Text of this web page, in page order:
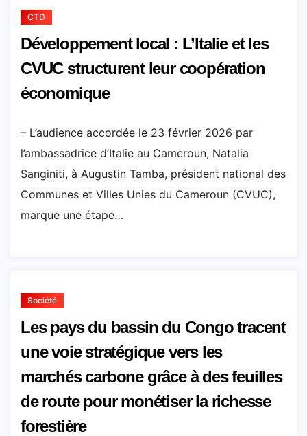
CTD
Développement local : L’Italie et les
CVUC structurent leur coopération
économique
– L’audience accordée le 23 février 2026 par
l’ambassadrice d’Italie au Cameroun, Natalia
Sanginiti, à Augustin Tamba, président national des
Communes et Villes Unies du Cameroun (CVUC),
marque une étape…
Société
Les pays du bassin du Congo tracent
une voie stratégique vers les
marchés carbone grâce à des feuilles
de route pour monétiser la richesse
forestière